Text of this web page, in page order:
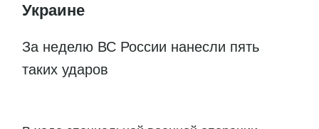
Украине
За неделю ВС России нанесли пять
таких ударов